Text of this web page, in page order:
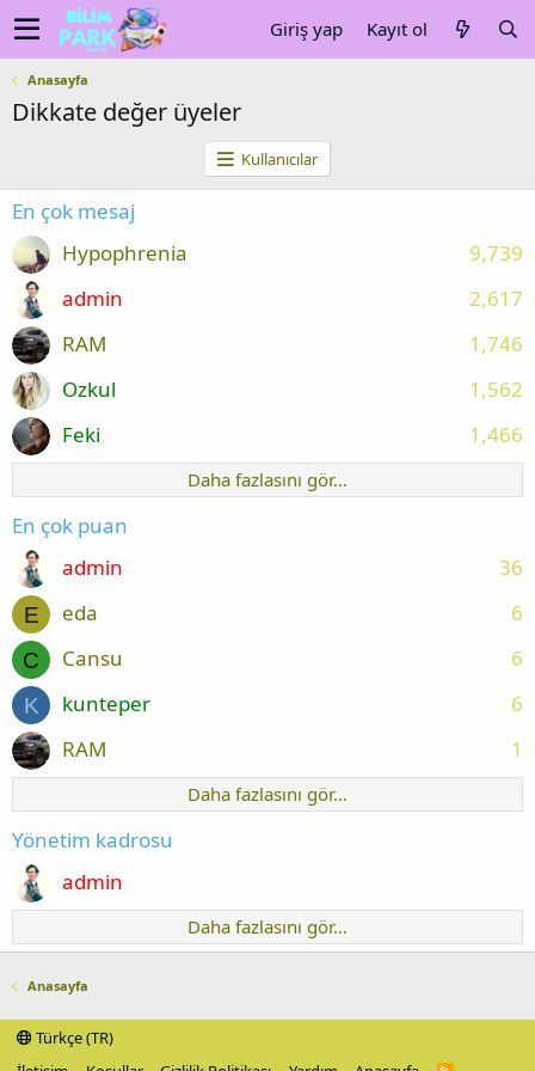
Giriş yap Kayıt ol
Anasayfa
Dikkate değer üyeler
Kullanıcılar
En çok mesaj
9,739
Hypophrenia
2,617
admin
1,746
RAM
1,562
Ozkul
1,466
Feki
Daha fazlasını gör…
En çok puan
36
admin
E 6
eda
C 6
Cansu
K 6
kunteper
1
RAM
Daha fazlasını gör…
Yönetim kadrosu
admin
Daha fazlasını gör…
Anasayfa
Türkçe (TR)